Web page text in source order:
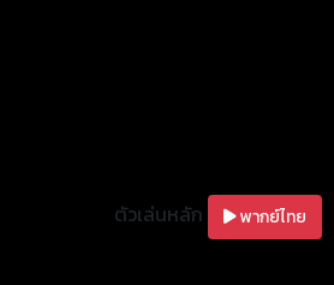
ตัวเล่นหลัก พากย์ไทย